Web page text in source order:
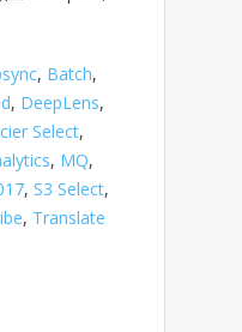
, Batch,
, DeepLens,
Select,
, MQ,
, S3 Select,
, Translate